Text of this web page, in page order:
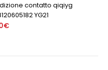
contatto qiqiyg
YG21